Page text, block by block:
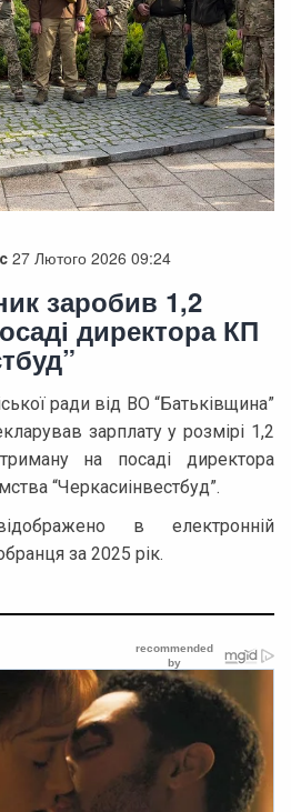
27 Лютого 2026 09:24
заробив 1,2
директора КП
ради від ВО “Батьківщина”
зарплату у розмірі 1,2
на посаді директора
“Черкасиінвестбуд”.
в електронній
за 2025 рік.